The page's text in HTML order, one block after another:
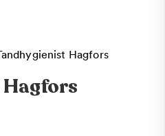
Hagfors